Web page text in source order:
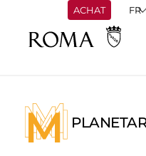
ACHAT